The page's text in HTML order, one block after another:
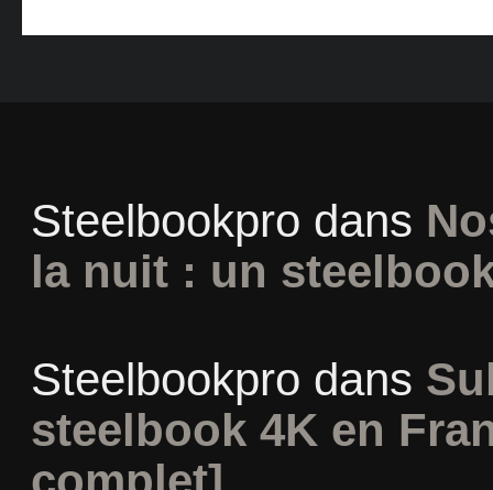
Steelbookpro dans
la nuit : un
Steelbookpro dans
steelbook 4K en